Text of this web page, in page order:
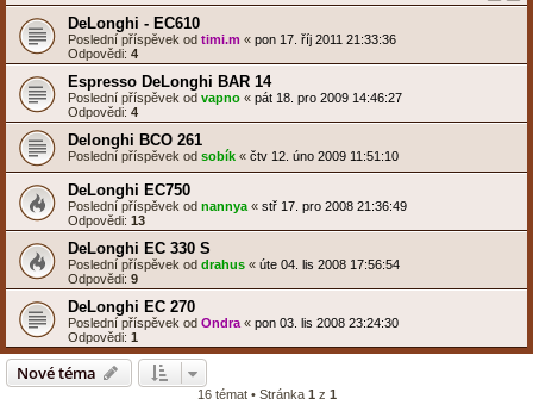
DeLonghi - EC610
Poslední příspěvek od timi.m « pon 17. říj 2011 21:33:36
Odpovědi: 4
Espresso DeLonghi BAR 14
Poslední příspěvek od vapno « pát 18. pro 2009 14:46:27
Odpovědi: 4
Delonghi BCO 261
Poslední příspěvek od sobík « čtv 12. úno 2009 11:51:10
DeLonghi EC750
Poslední příspěvek od nannya « stř 17. pro 2008 21:36:49
Odpovědi: 13
DeLonghi EC 330 S
Poslední příspěvek od drahus « úte 04. lis 2008 17:56:54
Odpovědi: 9
DeLonghi EC 270
Poslední příspěvek od Ondra « pon 03. lis 2008 23:24:30
Odpovědi: 1
Nové téma
16 témat • Stránka 1 z 1